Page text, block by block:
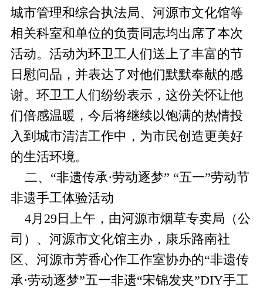
城市管理和综合执法局、河源市文化馆等
相关科室和单位的负责同志均出席了本次
活动。活动为环卫工人们送上了丰富的节
日慰问品，并表达了对他们默默奉献的感
谢。环卫工人们纷纷表示，这份关怀让他
们倍感温暖，今后将继续以饱满的热情投
入到城市清洁工作中，为市民创造更美好
的生活环境。
二、“非遗传承·劳动逐梦” “五一”劳动节
非遗手工体验活动
4月29日上午，由河源市烟草专卖局（公
司）、河源市文化馆主办，康乐路南社
区、河源市芳香心作工作室协办的“非遗传
承·劳动逐梦”五一非遗“宋锦发夹”DIY手工